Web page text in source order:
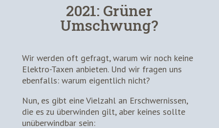
2021: Grüner
Umschwung?
Wir werden oft gefragt, warum wir noch keine
Elektro-Taxen anbieten. Und wir fragen uns
ebenfalls: warum eigentlich nicht?
Nun, es gibt eine Vielzahl an Erschwernissen,
die es zu überwinden gilt, aber keines sollte
unüberwindbar sein: